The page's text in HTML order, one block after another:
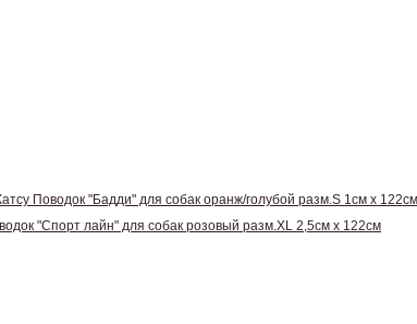
Поводок "Бадди" для собак оранж/голубой разм.S 1см х 122см
"Спорт лайн" для собак розовый разм.XL 2,5см х 122см